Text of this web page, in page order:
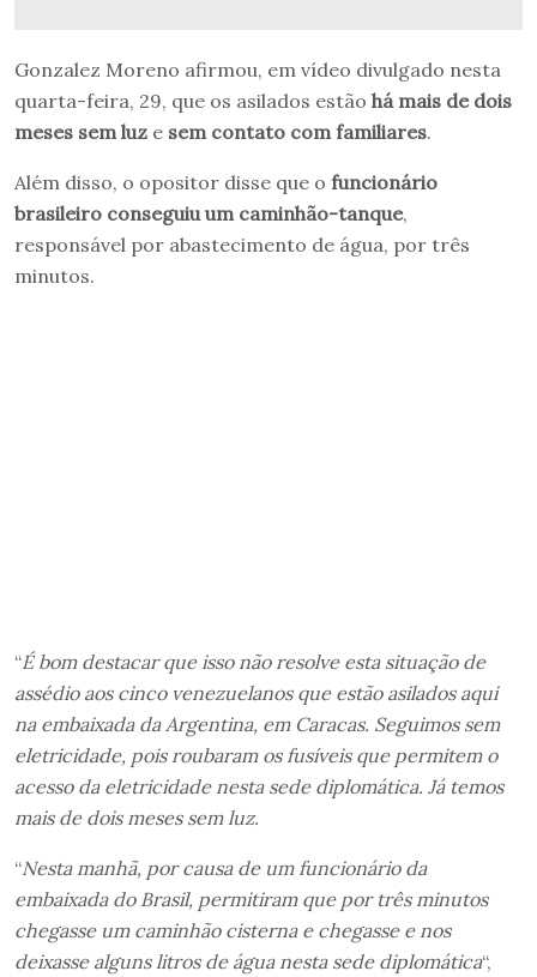
Gonzalez Moreno afirmou, em vídeo divulgado nesta
quarta-feira, 29, que os asilados estão há mais de dois
meses sem luz e sem contato com familiares.
Além disso, o opositor disse que o funcionário
brasileiro conseguiu um caminhão-tanque,
responsável por abastecimento de água, por três
minutos.
“É bom destacar que isso não resolve esta situação de
assédio aos cinco venezuelanos que estão asilados aqui
na embaixada da Argentina, em Caracas. Seguimos sem
eletricidade, pois roubaram os fusíveis que permitem o
acesso da eletricidade nesta sede diplomática. Já temos
mais de dois meses sem luz.
“Nesta manhã, por causa de um funcionário da
embaixada do Brasil, permitiram que por três minutos
chegasse um caminhão cisterna e chegasse e nos
deixasse alguns litros de água nesta sede diplomática“,